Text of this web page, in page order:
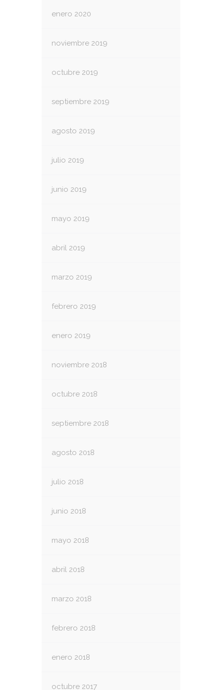
enero 2020
noviembre 2019
octubre 2019
septiembre 2019
agosto 2019
julio 2019
junio 2019
mayo 2019
abril 2019
marzo 2019
febrero 2019
enero 2019
noviembre 2018
octubre 2018
septiembre 2018
agosto 2018
julio 2018
junio 2018
mayo 2018
abril 2018
marzo 2018
febrero 2018
enero 2018
octubre 2017